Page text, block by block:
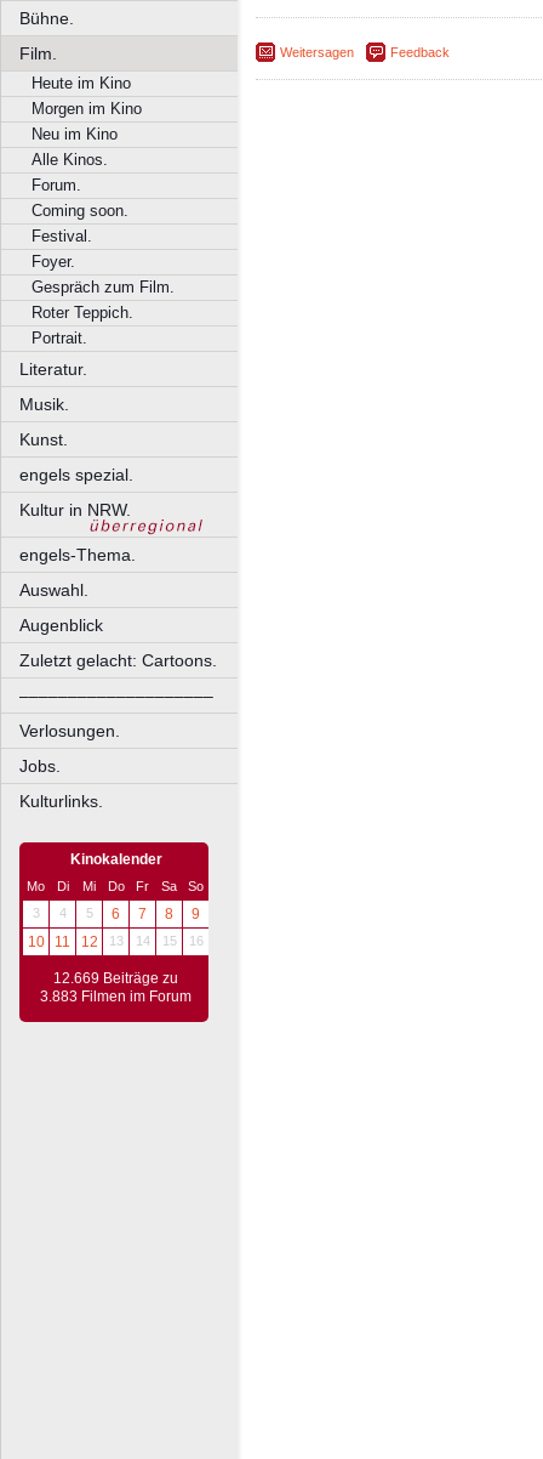
Bühne.
Film.
Heute im Kino
Morgen im Kino
Neu im Kino
Alle Kinos.
Forum.
Coming soon.
Festival.
Foyer.
Gespräch zum Film.
Roter Teppich.
Portrait.
Literatur.
Musik.
Kunst.
engels spezial.
Kultur in NRW.
engels-Thema.
Auswahl.
Augenblick
Zuletzt gelacht: Cartoons.
––––––––––––––––––––
Verlosungen.
Jobs.
Kulturlinks.
Kinokalender
Mo Di Mi Do Fr Sa
So
3
4 5 6 7 8
9
10
11 12 13 14 15 16
12.669 Beiträge zu
3.883 Filmen im Forum
Weitersagen Feedback